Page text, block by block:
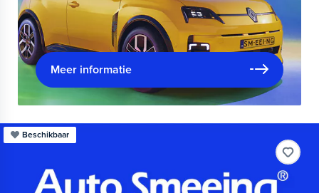
Meer informatie
Beschikbaar